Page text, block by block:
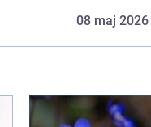
08 maj 2026